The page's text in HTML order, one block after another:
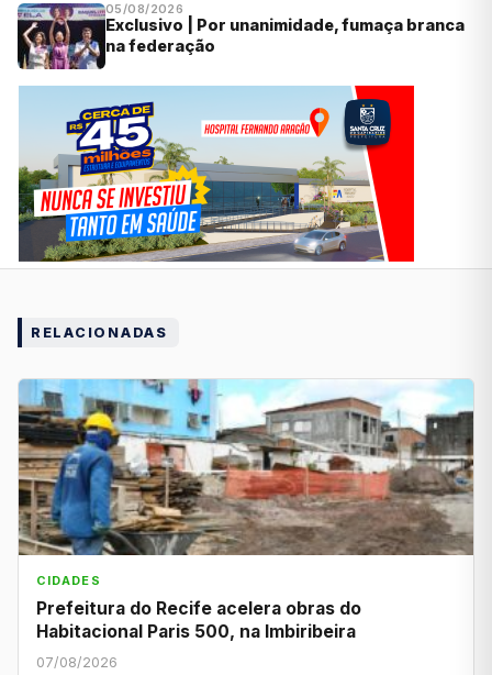
05/08/2026
Exclusivo | Por unanimidade, fumaça branca
na federação
RELACIONADAS
CIDADES
Prefeitura do Recife acelera obras do
Habitacional Paris 500, na Imbiribeira
07/08/2026